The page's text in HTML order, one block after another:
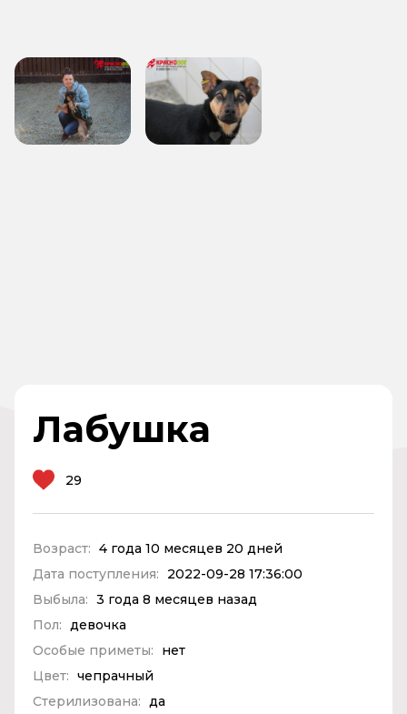
Лабушка
29
Возраст: 4 года 10 месяцев 20 дней
Дата поступления:
2022-09-28 17:36:00
Выбыла: 3 года 8 месяцев назад
Пол: девочка
Особые приметы:
нет
Цвет: чепрачный
Стерилизована: да